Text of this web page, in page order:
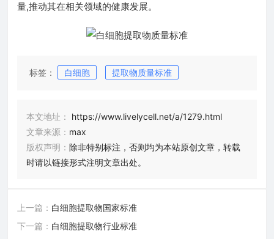
量,推动其在相关领域的健康发展。
标签： 白细胞 提取物质量标准
本文地址：
https://www.livelycell.net/a/1279.html
文章来源： max
版权声明： 除非特别标注，否则均为本站原创文章，转载
时请以链接形式注明文章出处。
上一篇： 白细胞提取物国家标准
下一篇： 白细胞提取物行业标准